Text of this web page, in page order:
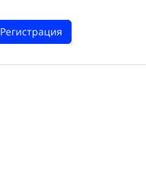
Регистрация